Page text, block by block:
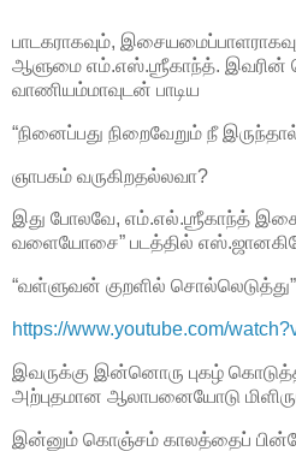
பாடகராகவும்,
ஆளுமை எம்.எஸ்.ஶ்ரீகாந்த். இவரின்
வாணியம்மாவுடன் பாடிய
“நினைப்பது நிறைவேறும் நீ
ஞாபகம் வருகிறதல்லவா?
இது போலவே, எம்.எல்.ஶ்ரீகாந்த்
வளையோசை” படத்தில்
“வள்ளுவன் குறளில் சொல்லெடுத்து”
https://www.youtube.com/
இவருக்கு இன்னொரு புகழ்
அற்புதமான ஆலாபனையோடு
இன்னும் கொஞ்சம் காலத்தைப்